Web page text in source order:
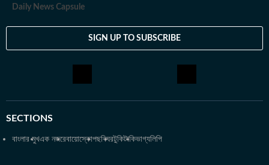
Daily News Capsule
SIGN UP TO SUBSCRIBE
SECTIONS
বাংলার মুখএক নজরেবায়োস্কোপছবিঘরটুকিটাকিভাগ্যলিপি